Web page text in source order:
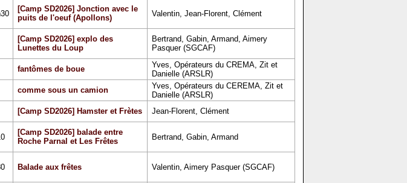
[Camp SD2026] Jonction avec le
puits de l'oeuf (Apollons)
Valentin, Jean-Florent, Clément
[Camp SD2026] explo des
Lunettes du Loup
Bertrand, Gabin, Armand, Aimery
Pasquer (SGCAF)
fantômes de boue
Yves, Opérateurs du CREMA, Zit et
Danielle (ARSLR)
comme sous un camion
Yves, Opérateurs du CEREMA, Zit et
Danielle (ARSLR)
[Camp SD2026] Hamster et Frètes
Jean-Florent, Clément
[Camp SD2026] balade entre
Roche Parnal et Les Frêtes
Bertrand, Gabin, Armand
Balade aux frêtes Valentin, Aimery Pasquer (SGCAF)